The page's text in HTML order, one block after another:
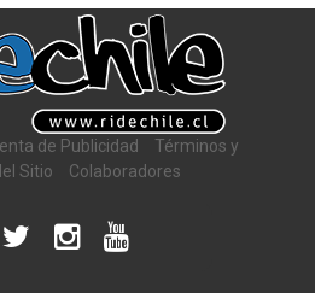
de Publicidad
Términos y
Sitio
Colaboradores